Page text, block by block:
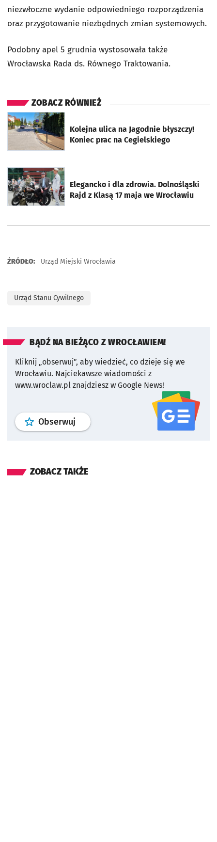
niezwłoczne wydanie odpowiedniego rozporządzenia
oraz przygotowanie niezbędnych zmian systemowych.
Podobny apel 5 grudnia wystosowała także
Wrocławska Rada ds. Równego Traktowania.
ZOBACZ RÓWNIEŻ
Kolejna ulica na Jagodnie błyszczy!
Koniec prac na Cegielskiego
otworzy się w nowej karcie
Elegancko i dla zdrowia. Dolnośląski
Rajd z Klasą 17 maja we Wrocławiu
otworzy się w nowej karcie
ŹRÓDŁO: Urząd Miejski Wrocławia
Urząd Stanu Cywilnego
BĄDŹ NA BIEŻĄCO Z WROCŁAWIEM!
Kliknij „obserwuj”, aby wiedzieć, co dzieje się we
Wrocławiu. Najciekawsze wiadomości z
www.wroclaw.pl znajdziesz w Google News!
Obserwuj profil serwisu
ZOBACZ TAKŻE